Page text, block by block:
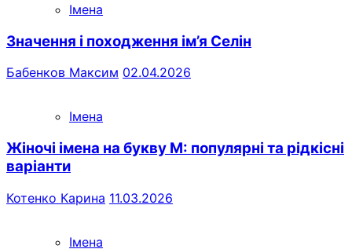
Імена
Значення і походження ім’я Селін
Бабенков Максим 02.04.2026
Імена
Жіночі імена на букву М: популярні та рідкісні
варіанти
Котенко Карина 11.03.2026
Імена